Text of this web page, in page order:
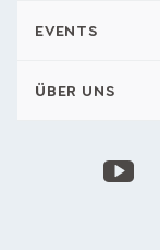
EVENTS
ÜBER UNS